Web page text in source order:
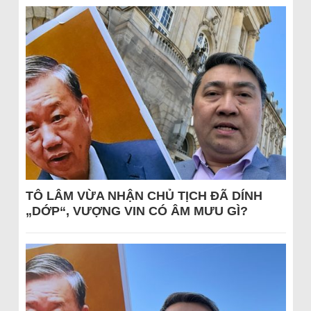
TÔ LÂM VỪA NHẬN CHỦ TỊCH ĐÃ DÍNH
„DỚP“, VƯỢNG VIN CÓ ÂM MƯU GÌ?